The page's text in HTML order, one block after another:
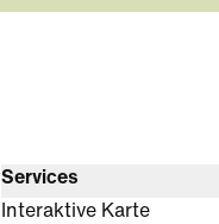
Services
Interaktive Karte